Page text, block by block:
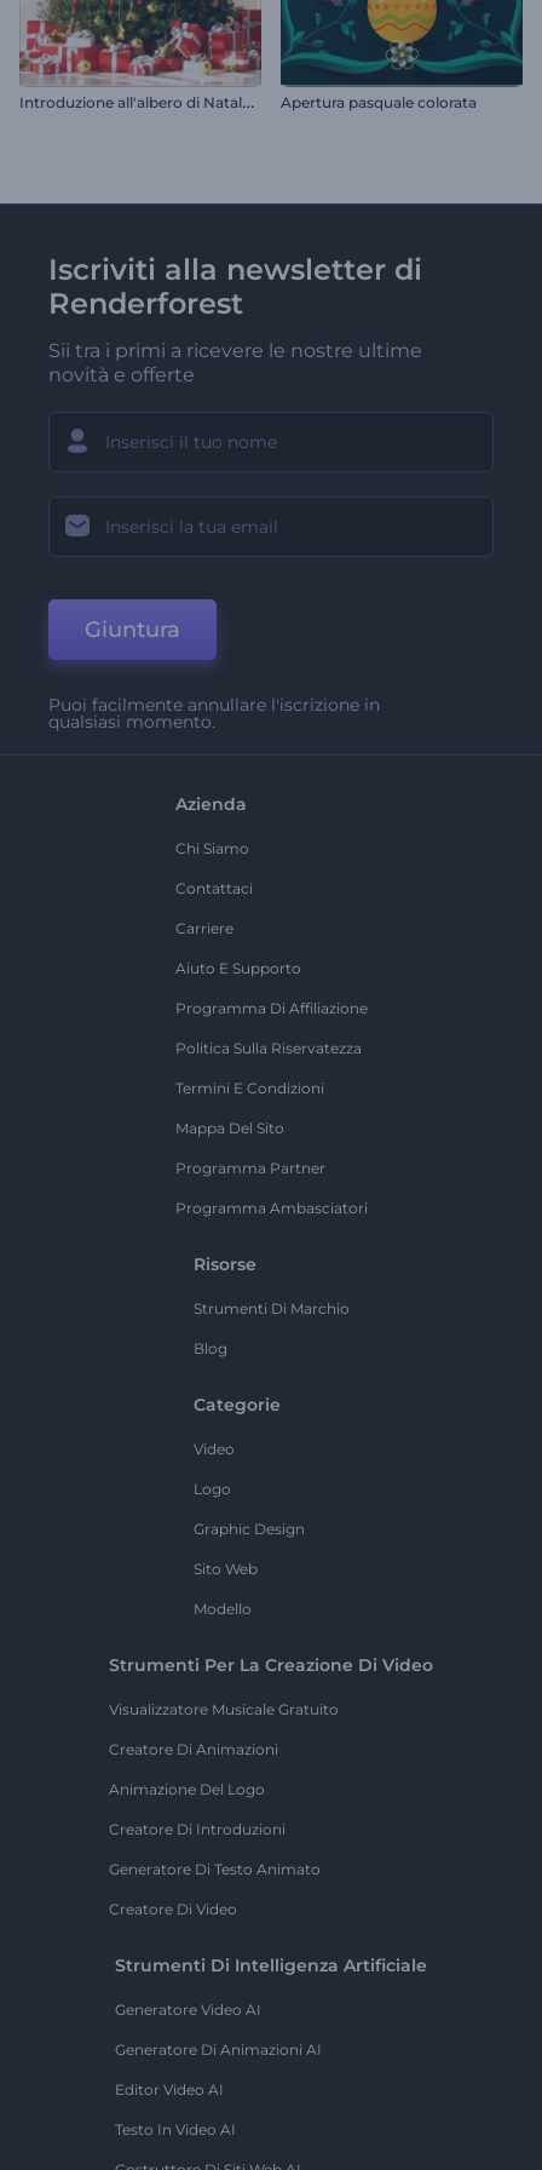
I
ntroduzione all'albero di Natale decorato Apertura pasquale colorata
Iscriviti alla newsletter di
Renderforest
Sii tra i primi a ricevere le nostre ultime
novità e offerte
Giuntura
Puoi facilmente annullare l'iscrizione in
qualsiasi momento.
Azienda
Chi Siamo
Contattaci
Carriere
Aiuto E Supporto
Programma Di Affiliazione
Politica Sulla Riservatezza
Termini E Condizioni
Mappa Del Sito
Programma Partner
Programma Ambasciatori
Risorse
Strumenti Di Marchio
Blog
Categorie
Video
Logo
Graphic Design
Sito Web
Modello
Strumenti Per La Creazione Di Video
Visualizzatore Musicale Gratuito
Creatore Di Animazioni
Animazione Del Logo
Creatore Di Introduzioni
Generatore Di Testo Animato
Creatore Di Video
Strumenti Di Intelligenza Artificiale
Generatore Video AI
Generatore Di Animazioni AI
Editor Video AI
Testo In Video AI